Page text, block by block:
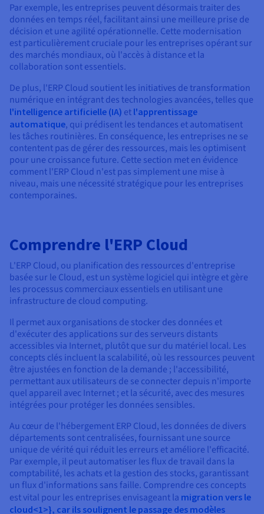
Par exemple, les entreprises peuvent désormais traiter des
données en temps réel, facilitant ainsi une meilleure prise de
décision et une agilité opérationnelle. Cette modernisation
est particulièrement cruciale pour les entreprises opérant sur
des marchés mondiaux, où l'accès à distance et la
collaboration sont essentiels.
De plus, l'ERP Cloud soutient les initiatives de transformation
numérique en intégrant des technologies avancées, telles que
l'intelligence artificielle (IA) et l'apprentissage
automatique, qui prédisent les tendances et automatisent
les tâches routinières. En conséquence, les entreprises ne se
contentent pas de gérer des ressources, mais les optimisent
pour une croissance future. Cette section met en évidence
comment l'ERP Cloud n'est pas simplement une mise à
niveau, mais une nécessité stratégique pour les entreprises
contemporaines.
Comprendre l'ERP Cloud
L'ERP Cloud, ou planification des ressources d'entreprise
basée sur le Cloud, est un système logiciel qui intègre et gère
les processus commerciaux essentiels en utilisant une
infrastructure de cloud computing.
Il permet aux organisations de stocker des données et
d'exécuter des applications sur des serveurs distants
accessibles via Internet, plutôt que sur du matériel local. Les
concepts clés incluent la scalabilité, où les ressources peuvent
être ajustées en fonction de la demande ; l'accessibilité,
permettant aux utilisateurs de se connecter depuis n'importe
quel appareil avec Internet ; et la sécurité, avec des mesures
intégrées pour protéger les données sensibles.
Au cœur de l'hébergement ERP Cloud, les données de divers
départements sont centralisées, fournissant une source
unique de vérité qui réduit les erreurs et améliore l'efficacité.
Par exemple, il peut automatiser les flux de travail dans la
comptabilité, les achats et la gestion des stocks, garantissant
un flux d'informations sans faille. Comprendre ces concepts
est vital pour les entreprises envisageant la migration vers le
cloud<1>}, car ils soulignent le passage des modèles